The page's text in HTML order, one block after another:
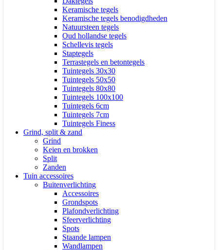
Keramische tegels
Keramische tegels benodigdheden
Natuursteen tegels
Oud hollandse tegels
Schellevis tegels
Staptegels
Terrastegels en betontegels
Tuintegels 30x30
Tuintegels 50x50
Tuintegels 80x80
Tuintegels 100x100
Tuintegels 6cm
Tuintegels 7cm
Tuintegels Finess
Grind, split & zand
Grind
Keien en brokken
Split
Zanden
Tuin accessoires
Buitenverlichting
Accessoires
Grondspots
Plafondverlichting
Sfeerverlichting
Spots
Staande lampen
Wandlampen